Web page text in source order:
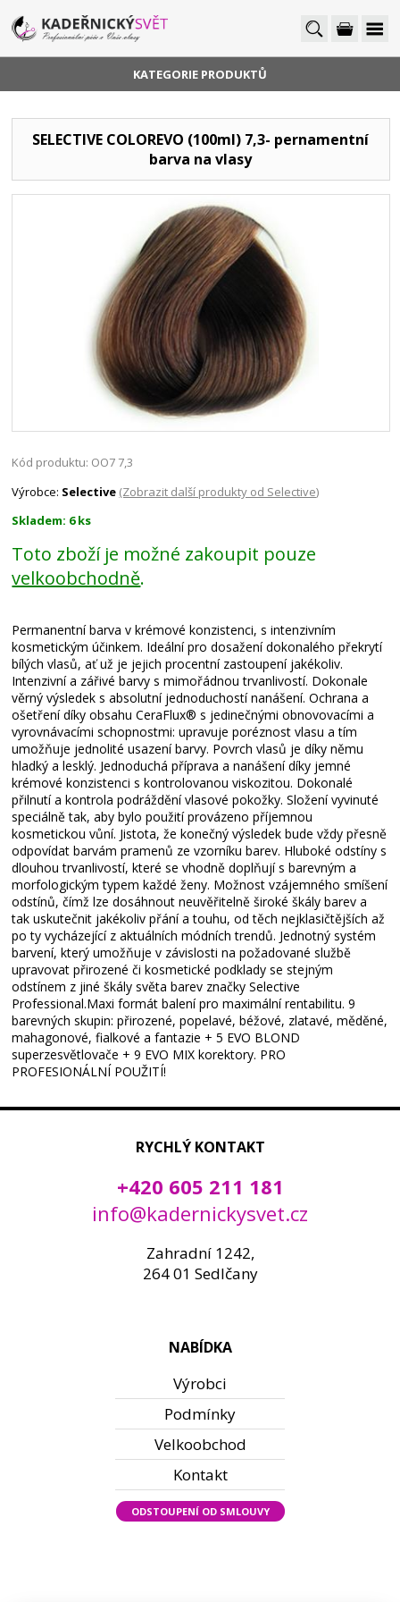
KATEGORIE PRODUKTŮ
SELECTIVE COLOREVO (100ml) 7,3- pernamentní
barva na vlasy
Kód produktu: OO7 7,3
Výrobce: Selective (Zobrazit další produkty od Selective)
Skladem: 6 ks
Toto zboží je možné zakoupit pouze
velkoobchodně.
Permanentní barva v krémové konzistenci, s intenzivním
kosmetickým účinkem. Ideální pro dosažení dokonalého překrytí
bílých vlasů, ať už je jejich procentní zastoupení jakékoliv.
Intenzivní a zářivé barvy s mimořádnou trvanlivostí. Dokonale
věrný výsledek s absolutní jednoduchostí nanášení. Ochrana a
ošetření díky obsahu CeraFlux® s jedinečnými obnovovacími a
vyrovnávacími schopnostmi: upravuje poréznost vlasu a tím
umožňuje jednolité usazení barvy. Povrch vlasů je díky němu
hladký a lesklý. Jednoduchá příprava a nanášení díky jemné
krémové konzistenci s kontrolovanou viskozitou. Dokonalé
přilnutí a kontrola podráždění vlasové pokožky. Složení vyvinuté
speciálně tak, aby bylo použití provázeno příjemnou
kosmetickou vůní. Jistota, že konečný výsledek bude vždy přesně
odpovídat barvám pramenů ze vzorníku barev. Hluboké odstíny s
dlouhou trvanlivostí, které se vhodně doplňují s barevným a
morfologickým typem každé ženy. Možnost vzájemného smíšení
odstínů, čímž lze dosáhnout neuvěřitelně široké škály barev a
tak uskutečnit jakékoliv přání a touhu, od těch nejklasičtějších až
po ty vycházející z aktuálních módních trendů. Jednotný systém
barvení, který umožňuje v závislosti na požadované službě
upravovat přirozené či kosmetické podklady se stejným
odstínem z jiné škály světa barev značky Selective
Professional.Maxi formát balení pro maximální rentabilitu. 9
barevných skupin: přirozené, popelavé, béžové, zlatavé, měděné,
mahagonové, fialkové a fantazie + 5 EVO BLOND
superzesvětlovače + 9 EVO MIX korektory. PRO
PROFESIONÁLNÍ POUŽITÍ!
RYCHLÝ KONTAKT
+420 605 211 181
info@kadernickysvet.cz
Zahradní 1242,
264 01 Sedlčany
NABÍDKA
Výrobci
Podmínky
Velkoobchod
Kontakt
ODSTOUPENÍ OD SMLOUVY